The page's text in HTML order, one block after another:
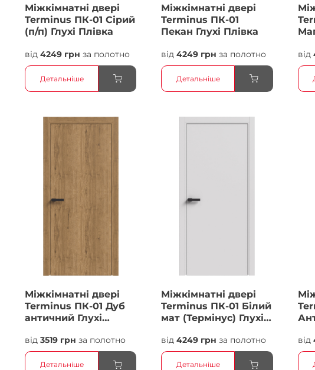
Міжкімнатні двері
Terminus ПК-01 Сірий
(п/п) Глухі Плівка
від4249 грн за полотно
Детальніше
Міжкімнатні двері
Terminus ПК-01
Пекан Глухі Плівка
від4249 грн за полотно
Детальніше
від
Міжкімнатні двері
Terminus ПК-01 Дуб
античний Глухі
від3519 грн за полотно
Детальніше
Міжкімнатні двері
Terminus ПК-01 Білий
мат (Термінус) Глухі
від4249 грн за полотно
Детальніше
від